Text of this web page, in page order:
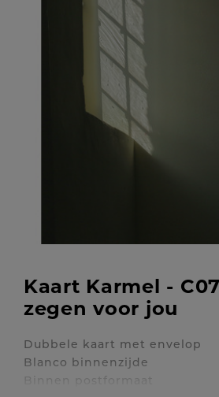
Kaart Karmel -
zegen voor jou
Dubbele kaart met envelop
Blanco binnenzijde
Binnen postformaat